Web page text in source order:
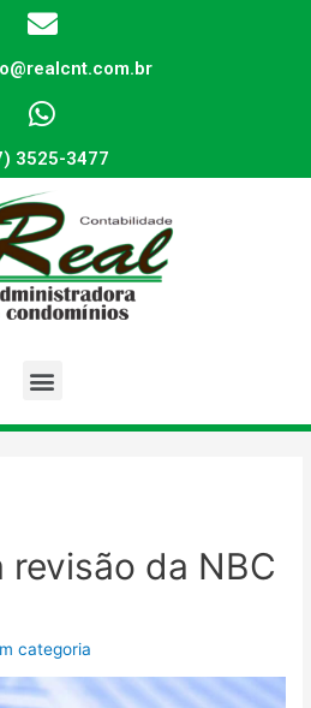
3525-3477
revisão da NBC
categoria